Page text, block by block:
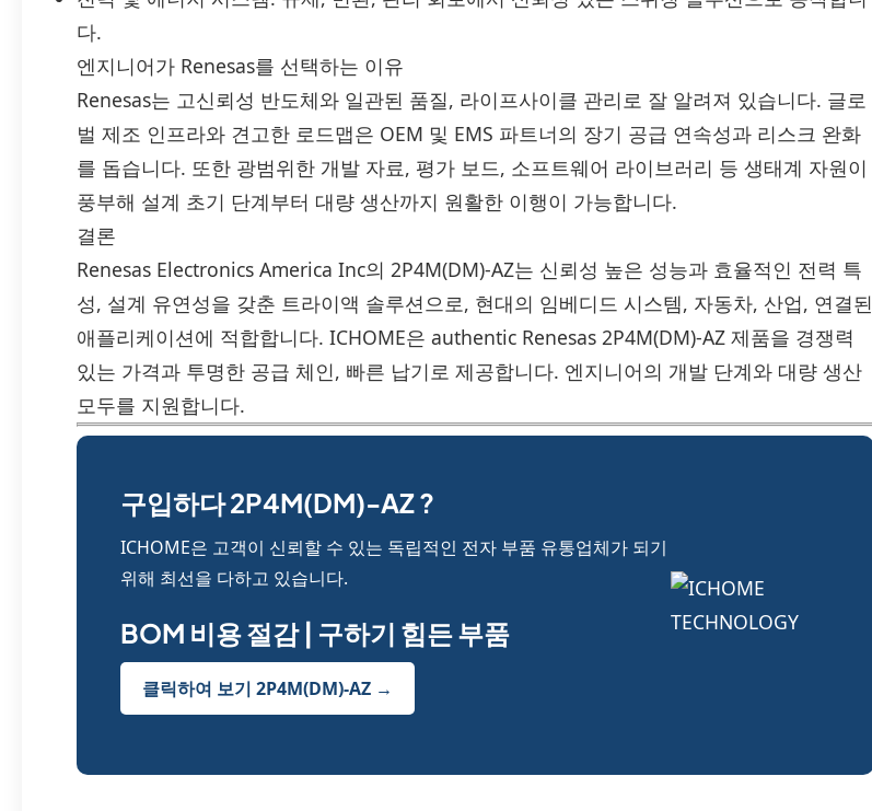
다.
엔지니어가 Renesas를 선택하는 이유
Renesas는 고신뢰성 반도체와 일관된 품질, 라이프사이클 관리로 잘 알려져 있습니다. 글로
벌 제조 인프라와 견고한 로드맵은 OEM 및 EMS 파트너의 장기 공급 연속성과 리스크 완화
를 돕습니다. 또한 광범위한 개발 자료, 평가 보드, 소프트웨어 라이브러리 등 생태계 자원이
풍부해 설계 초기 단계부터 대량 생산까지 원활한 이행이 가능합니다.
결론
Renesas Electronics America Inc의 2P4M(DM)-AZ는 신뢰성 높은 성능과 효율적인 전력 특
성, 설계 유연성을 갖춘 트라이액 솔루션으로, 현대의 임베디드 시스템, 자동차, 산업, 연결된
애플리케이션에 적합합니다. ICHOME은 authentic Renesas 2P4M(DM)-AZ 제품을 경쟁력
있는 가격과 투명한 공급 체인, 빠른 납기로 제공합니다. 엔지니어의 개발 단계와 대량 생산
모두를 지원합니다.
구입하다 2P4M(DM)-AZ ?
ICHOME은 고객이 신뢰할 수 있는 독립적인 전자 부품 유통업체가 되기
위해 최선을 다하고 있습니다.
BOM 비용 절감 | 구하기 힘든 부품
클릭하여 보기 2P4M(DM)-AZ →